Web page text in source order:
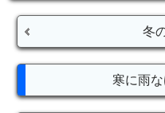
冬
寒に雨